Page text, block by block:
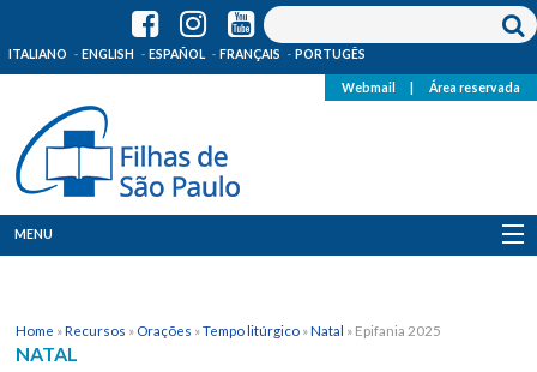
ITALIANO ENGLISH ESPAÑOL FRANÇAIS PORTUGÊS
Webmail Área reservada
MENU
Onde Estamos
Home »Recursos » Orações »Tempo litúrgico »Natal » Epifania 2025
NATAL